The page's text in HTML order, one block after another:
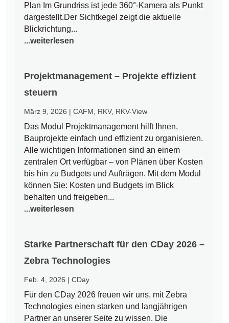
Plan Im Grundriss ist jede 360°-Kamera als Punkt
dargestellt.Der Sichtkegel zeigt die aktuelle
Blickrichtung...
...weiterlesen
Projektmanagement – Projekte effizient
steuern
März 9, 2026 |CAFM RKV, RKV-View
Das Modul Projektmanagement hilft Ihnen,
Bauprojekte einfach und effizient zu organisieren.
Alle wichtigen Informationen sind an einem
zentralen Ort verfügbar – von Plänen über Kosten
bis hin zu Budgets und Aufträgen. Mit dem Modul
können Sie: Kosten und Budgets im Blick
behalten und freigeben...
...weiterlesen
Starke Partnerschaft für den CDay 2026 –
Zebra Technologies
Feb. 4, 2026 |CDay
Für den CDay 2026 freuen wir uns, mit Zebra
Technologies einen starken und langjährigen
Partner an unserer Seite zu wissen. Die